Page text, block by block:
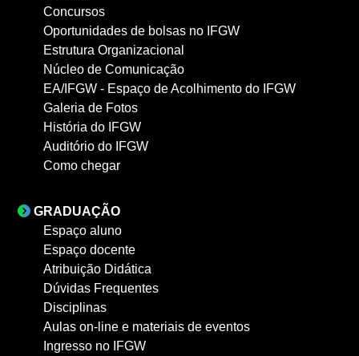
Concursos
Oportunidades de bolsas no IFGW
Estrutura Organizacional
Núcleo de Comunicação
EA/IFGW - Espaço de Acolhimento do IFGW
Galeria de Fotos
História do IFGW
Auditório do IFGW
Como chegar
GRADUAÇÃO
Espaço aluno
Espaço docente
Atribuição Didática
Dúvidas Frequentes
Disciplinas
Aulas on-line e materiais de eventos
Ingresso no IFGW